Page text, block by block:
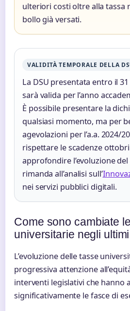
ulteriori costi oltre alla tassa
bollo già versati.
VALIDITÀ TEMPORALE DELLA
La DSU presentata entro il
sarà valida per l’anno
È possibile presentare la
qualsiasi momento, ma per
agevolazioni per l’a.a. 2024/
rispettare le scadenze
approfondire l’evoluzione del
rimanda all’analisi sull’
nei servizi pubblici digitali.
Come sono cambiate
universitarie negli
L’evoluzione delle tasse
progressiva attenzione
interventi legislativi che hanno
significativamente le fasce di